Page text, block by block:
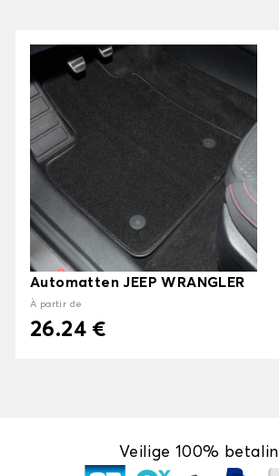
Automatten JEEP WRANGLER
À partir de
26.24 €
Veilige 100%